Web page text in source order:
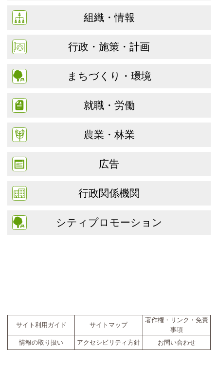
組織・情報
行政・施策・計画
まちづくり・環境
就職・労働
農業・林業
広告
行政関係機関
シティプロモーション
サイト利用ガイド サイトマップ
著作権・リンク・免責
事項
情報の取り扱い
アクセシビリティ方針 お問い合わせ